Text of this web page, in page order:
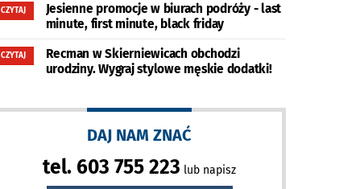
CZYTAJ
Jesienne promocje w biurach podróży - last
minute, first minute, black friday
CZYTAJ
Recman w Skierniewicach obchodzi
urodziny. Wygraj stylowe męskie dodatki!
DAJ NAM ZNAĆ
tel. 603 755 223 lub napisz